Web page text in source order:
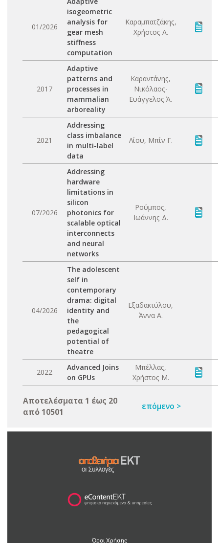
01/2026
isogeometric
analysis for
gear mesh
stiffness
computation
Καραμπατζάκης,
Χρήστος Α.
2017
Adaptive
patterns and
processes in
mammalian
arboreality
Καραντάνης,
Νικόλαος-
Ευάγγελος Ά.
2021
Addressing
class imbalance
in multi-label
data
Λίου, Μπίν Γ.
07/2026
Addressing
hardware
limitations in
silicon
photonics for
scalable optical
interconnects
and neural
networks
Ρούμπος,
Ιωάννης Δ.
04/2026
The adolescent
self in
contemporary
drama: digital
identity and
the
pedagogical
potential of
theatre
Εξαδακτύλου,
Άννα Α.
2022
Advanced Joins
on GPUs
Μπέλλας,
Χρήστος Μ.
Αποτελέσματα 1 έως 20
από 10501
επόμενο >